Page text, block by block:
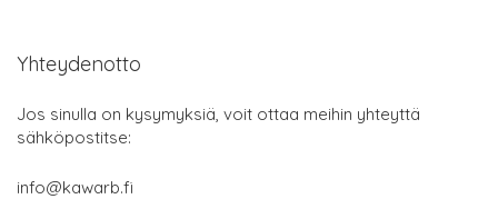
Yhteydenotto
Jos sinulla on kysymyksiä, voit ottaa meihin yhteyttä
sähköpostitse:
info@kawarb.fi